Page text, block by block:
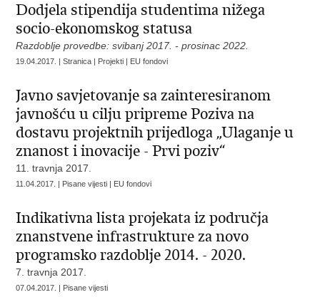
Dodjela stipendija studentima nižega
socio-ekonomskog statusa
Razdoblje provedbe: svibanj 2017. - prosinac 2022.
19.04.2017. | Stranica | Projekti | EU fondovi
Javno savjetovanje sa zainteresiranom
javnošću u cilju pripreme Poziva na
dostavu projektnih prijedloga „Ulaganje u
znanost i inovacije - Prvi poziv“
11. travnja 2017.
11.04.2017. | Pisane vijesti | EU fondovi
Indikativna lista projekata iz područja
znanstvene infrastrukture za novo
programsko razdoblje 2014. - 2020.
7. travnja 2017.
07.04.2017. | Pisane vijesti